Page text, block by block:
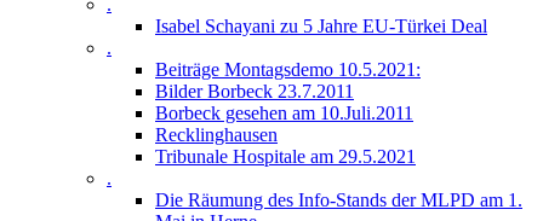
.
Isabel Schayani zu 5 Jahre EU-Türkei Deal
.
Beiträge Montagsdemo 10.5.2021:
Bilder Borbeck 23.7.2011
Borbeck gesehen am 10.Juli.2011
Recklinghausen
Tribunale Hospitale am 29.5.2021
.
Die Räumung des Info-Stands der MLPD am 1.